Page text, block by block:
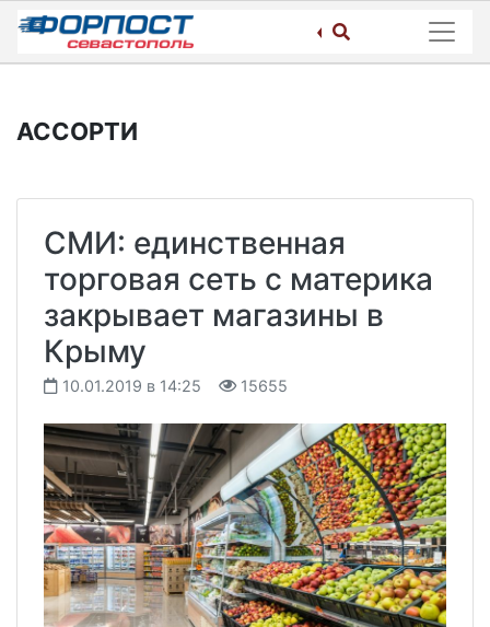
Skip
content
АССОРТИ
СМИ: единственная
торговая сеть с материка
закрывает магазины в
Крыму
10.01.2019 в 14:25 15655